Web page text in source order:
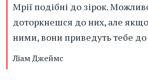
Мрії подібні до зірок.
доторкнешся до них, але
ними, вони приведуть тебе до
Ліам Джеймс